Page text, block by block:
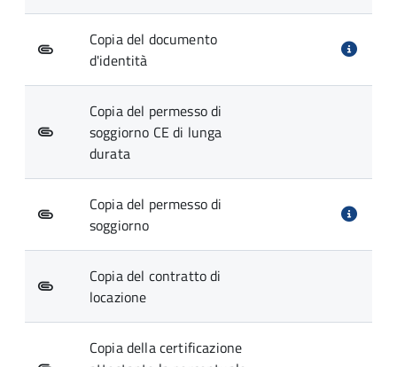
Copia del documento
d'identità
Copia del permesso di
soggiorno CE di lunga
durata
Copia del permesso di
soggiorno
Copia del contratto di
locazione
Copia della certificazione